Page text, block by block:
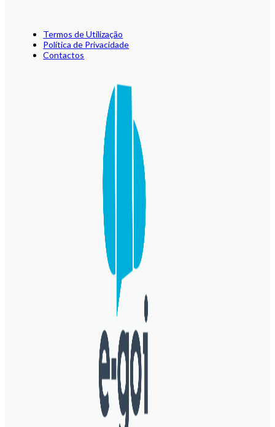
Termos de Utilização
Política de Privacidade
Contactos